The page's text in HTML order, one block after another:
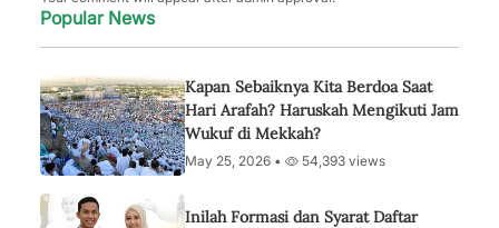
Popular News
Kapan Sebaiknya Kita Berdoa Saat
Hari Arafah? Haruskah Mengikuti Jam
Wukuf di Mekkah?
May 25, 2026 • 54,393 views
Inilah Formasi dan Syarat Daftar